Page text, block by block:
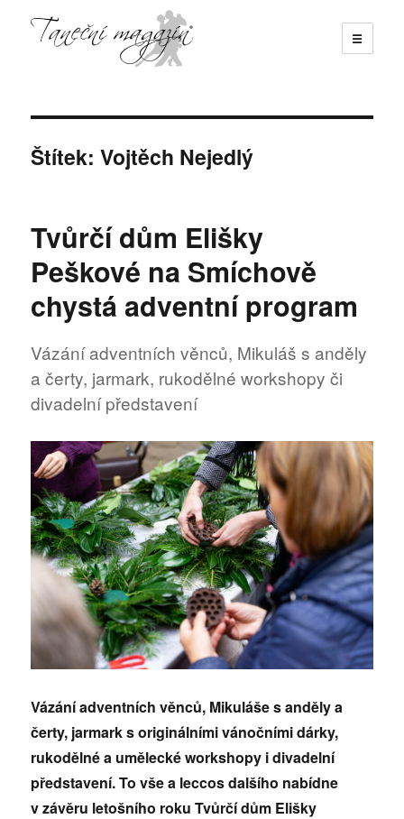
☰
Štítek:Vojtěch Nejedlý
Tvůrčí dům Elišky
Peškové na Smíchově
chystá adventní program
Vázání adventních věnců, Mikuláš s anděly
a čerty, jarmark, rukodělné workshopy či
divadelní představení
Vázání adventních věnců, Mikuláše s anděly a
čerty, jarmark s originálními vánočními dárky,
rukodělné a umělecké workshopy i divadelní
představení. To vše a leccos dalšího nabídne
v závěru letošního roku Tvůrčí dům Elišky